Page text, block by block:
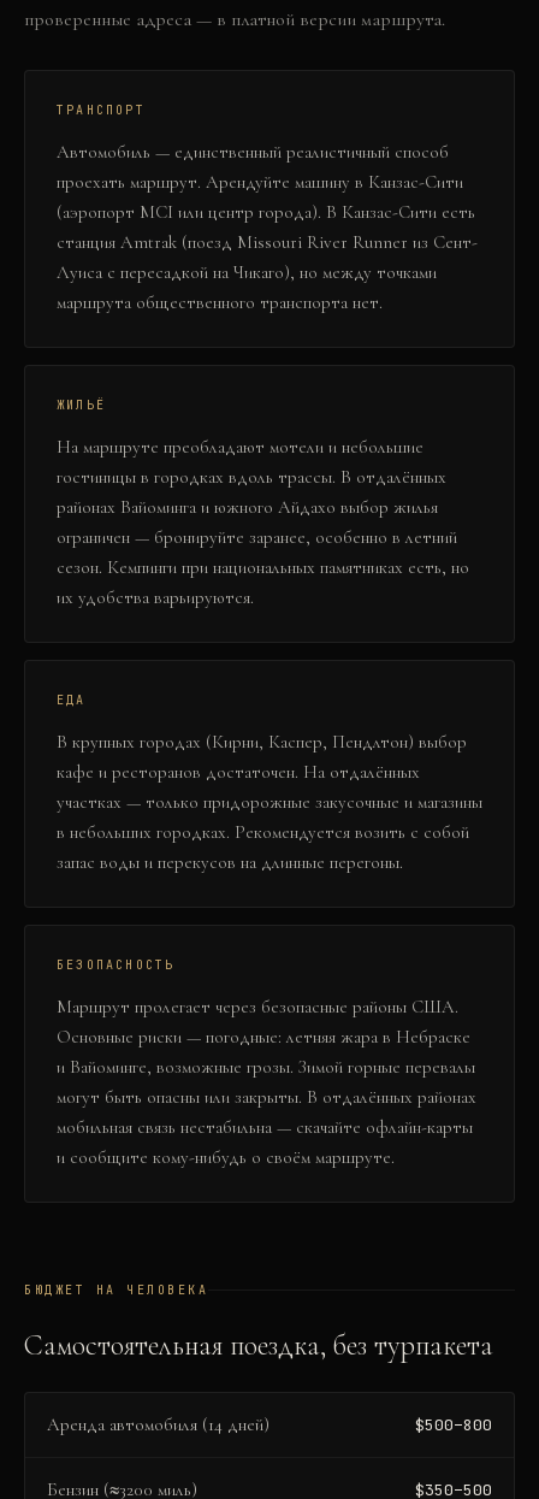
проверенные адреса — в платной версии маршрута.
ТРАНСПОРТ
Автомобиль — единственный реалистичный способ
проехать маршрут. Арендуйте машину в Канзас-Сити
(аэропорт MCI или центр города). В Канзас-Сити есть
станция Amtrak (поезд Missouri River Runner из Сент-
Луиса с пересадкой на Чикаго), но между точками
маршрута общественного транспорта нет.
ЖИЛЬЁ
На маршруте преобладают мотели и небольшие
гостиницы в городках вдоль трассы. В отдалённых
районах Вайоминга и южного Айдахо выбор жилья
ограничен — бронируйте заранее, особенно в летний
сезон. Кемпинги при национальных памятниках есть, но
их удобства варьируются.
ЕДА
В крупных городах (Кирни, Каспер, Пендлтон) выбор
кафе и ресторанов достаточен. На отдалённых
участках — только придорожные закусочные и магазины
в небольших городках. Рекомендуется возить с собой
запас воды и перекусов на длинные перегоны.
БЕЗОПАСНОСТЬ
Маршрут пролегает через безопасные районы США.
Основные риски — погодные: летняя жара в Небраске
и Вайоминге, возможные грозы. Зимой горные перевалы
могут быть опасны или закрыты. В отдалённых районах
мобильная связь нестабильна — скачайте офлайн-карты
и сообщите кому-нибудь о своём маршруте.
БЮДЖЕТ НА ЧЕЛОВЕКА
Самостоятельная поездка, без турпакета
Аренда автомобиля (14 дней) $500–800
Бензин (≈3200 миль) $350–500